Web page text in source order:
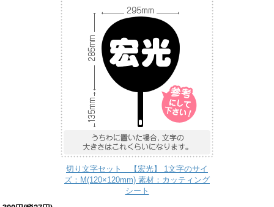
切り文字セット 【宏光】 1文字のサイ
ズ：M(120×120mm) 素材：カッティング
シート